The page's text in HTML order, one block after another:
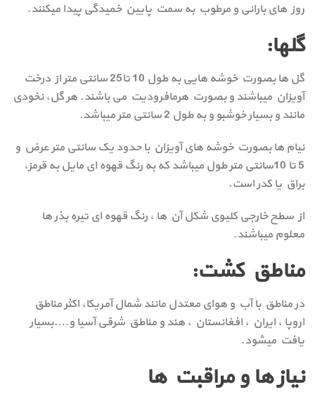
روز های بارانی و مرطوب به سمت پایین خمیدگی پیدا میکنند.
گلها:
گل ها بصورت خوشه هایی به طول 10 تا25 سانتی متر از درخت
آویزان میباشند و بصورت هرمافرودیت می باشند. هر گل، نخودی
مانند و بسیار خوشبو و به طول 2 سانتی متر میباشد.
نیام ها بصورت خوشه های آویزان با حدود یک سانتی متر عرض و
5 تا 10سانتی متر طول میباشد که به رنگ قهوه ای مایل به قرمز،
براق یا کدر است.
از سطح خارجی کلیوی شکل آن ها ، رنگ قهوه ای تیره بذر ها
معلوم میباشند.
مناطق کشت:
در مناطق با آب و هوای معتدل مانند شمال آمریکا، اکثر مناطق
اروپا ، ایران ، افغانستان ، هند و مناطق شرقی آسیا و….بسیار
یافت میشود.
نیازها و مراقبت ها